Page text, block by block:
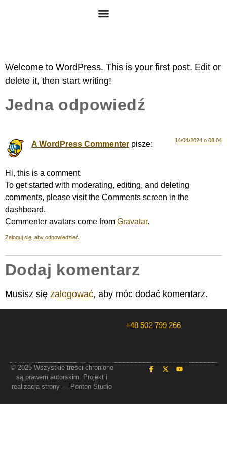
Welcome to WordPress. This is your first post. Edit or
delete it, then start writing!
Jedna odpowiedź
A WordPress Commenter pisze: 14/04/2024 o 08:04
Hi, this is a comment.
To get started with moderating, editing, and deleting
comments, please visit the Comments screen in the
dashboard.
Commenter avatars come from Gravatar.
Zaloguj się, aby odpowiedzieć
Dodaj komentarz
Musisz się zalogować, aby móc dodać komentarz.
+48 502 799 266
© 2025 Wszystkie treści chronione
są prawem autorskim. Projekt i
realizacja strony — Ponton Studio